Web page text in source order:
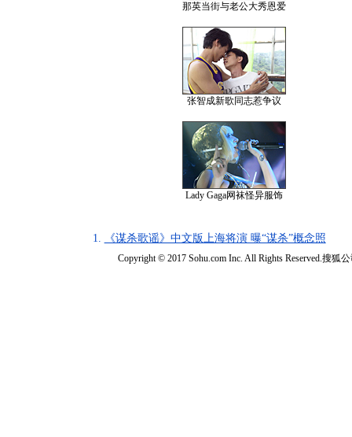
那英当街与老公大秀恩爱
张智成新歌同志惹争议
Lady Gaga网袜怪异服饰
1. 《谋杀歌谣》中文版上海将演 曝“谋杀”概念照
Copyright © 2017 Sohu.com Inc. All Rights Reserved.搜狐